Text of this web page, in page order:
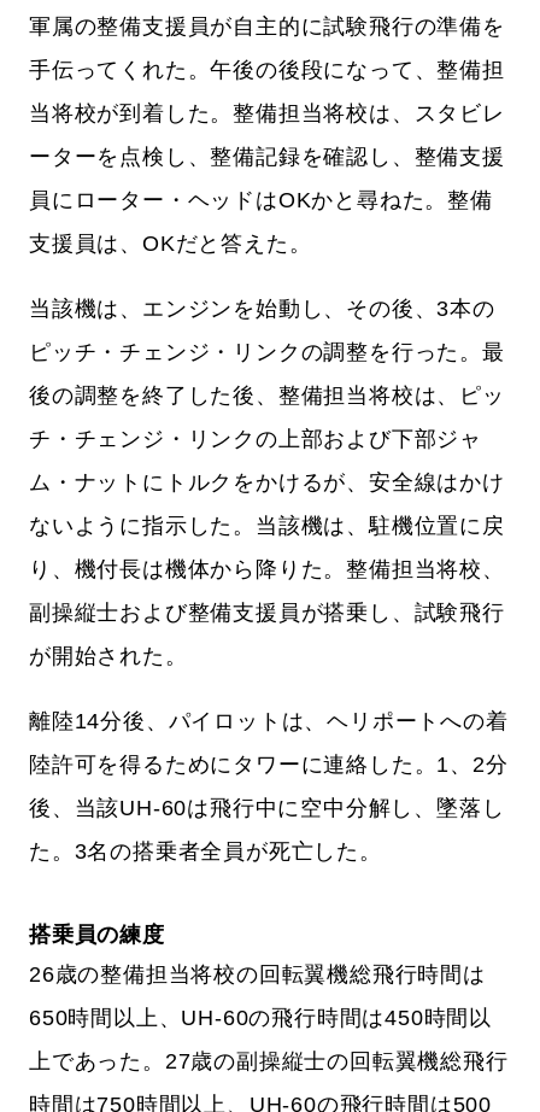
軍属の整備支援員が自主的に試験飛行の準備を
手伝ってくれた。午後の後段になって、整備担
当将校が到着した。整備担当将校は、スタビレ
ーターを点検し、整備記録を確認し、整備支援
員にローター・ヘッドはOKかと尋ねた。整備
支援員は、OKだと答えた。
当該機は、エンジンを始動し、その後、3本の
ピッチ・チェンジ・リンクの調整を行った。最
後の調整を終了した後、整備担当将校は、ピッ
チ・チェンジ・リンクの上部および下部ジャ
ム・ナットにトルクをかけるが、安全線はかけ
ないように指示した。当該機は、駐機位置に戻
り、機付長は機体から降りた。整備担当将校、
副操縦士および整備支援員が搭乗し、試験飛行
が開始された。
離陸14分後、パイロットは、ヘリポートへの着
陸許可を得るためにタワーに連絡した。1、2分
後、当該UH-60は飛行中に空中分解し、墜落し
た。3名の搭乗者全員が死亡した。
搭乗員の練度
26歳の整備担当将校の回転翼機総飛行時間は
650時間以上、UH-60の飛行時間は450時間以
上であった。27歳の副操縦士の回転翼機総飛行
時間は750時間以上、UH-60の飛行時間は500